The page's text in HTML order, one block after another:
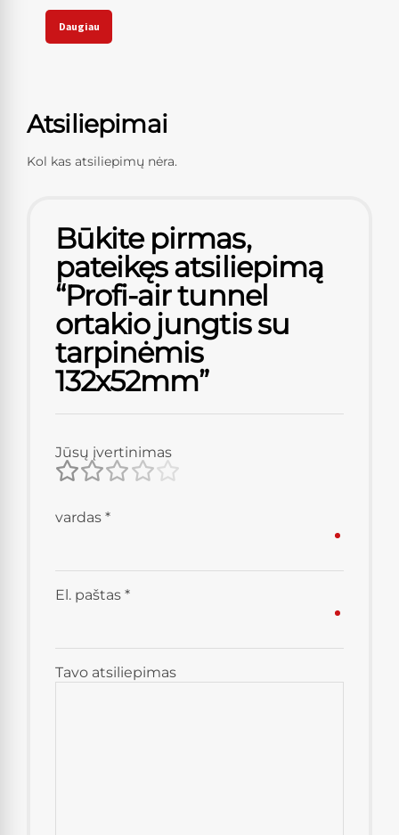
Daugiau
Atsiliepimai
Kol kas atsiliepimų nėra.
Būkite pirmas,
pateikęs atsiliepimą
“Profi-air tunnel
ortakio jungtis su
tarpinėmis
132x52mm”
Jūsų įvertinimas
Tavo atsiliepimas
vardas *
El. paštas *